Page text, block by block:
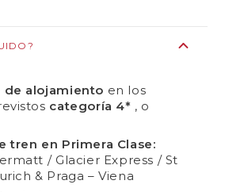
de alojamiento en los
categoría 4* , o
tren en Primera Clase:
/ Glacier Express / St
& Praga – Viena